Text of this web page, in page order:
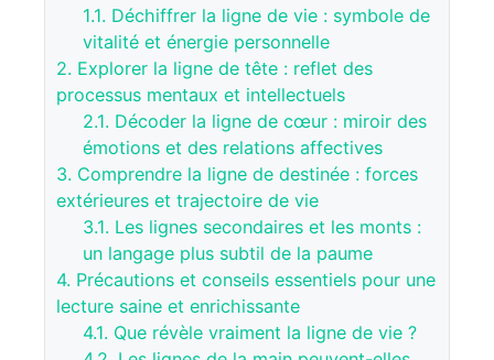
1.1. Déchiffrer la ligne de vie : symbole de
vitalité et énergie personnelle
2. Explorer la ligne de tête : reflet des
processus mentaux et intellectuels
2.1. Décoder la ligne de cœur : miroir des
émotions et des relations affectives
3. Comprendre la ligne de destinée : forces
extérieures et trajectoire de vie
3.1. Les lignes secondaires et les monts :
un langage plus subtil de la paume
4. Précautions et conseils essentiels pour une
lecture saine et enrichissante
4.1. Que révèle vraiment la ligne de vie ?